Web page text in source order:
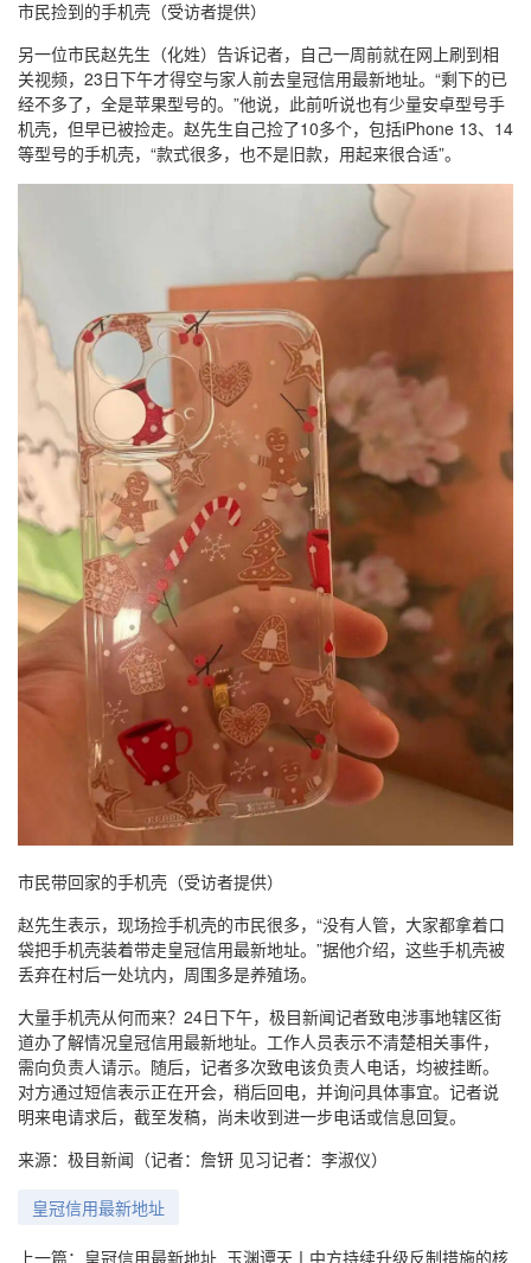
市民捡到的手机壳（受访者提供）
另一位市民赵先生（化姓）告诉记者，自己一周前就在网上刷到相
关视频，23日下午才得空与家人前去皇冠信用最新地址。“剩下的已
经不多了，全是苹果型号的。”他说，此前听说也有少量安卓型号手
机壳，但早已被捡走。赵先生自己捡了10多个，包括iPhone 13、14
等型号的手机壳，“款式很多，也不是旧款，用起来很合适”。
市民带回家的手机壳（受访者提供）
赵先生表示，现场捡手机壳的市民很多，“没有人管，大家都拿着口
袋把手机壳装着带走皇冠信用最新地址。”据他介绍，这些手机壳被
丢弃在村后一处坑内，周围多是养殖场。
大量手机壳从何而来？24日下午，极目新闻记者致电涉事地辖区街
道办了解情况皇冠信用最新地址。工作人员表示不清楚相关事件，
需向负责人请示。随后，记者多次致电该负责人电话，均被挂断。
对方通过短信表示正在开会，稍后回电，并询问具体事宜。记者说
明来电请求后，截至发稿，尚未收到进一步电话或信息回复。
来源：极目新闻（记者：詹钘 见习记者：李淑仪）
皇冠信用最新地址
上一篇： 皇冠信用最新地址_玉渊谭天丨中方持续升级反制措施的核